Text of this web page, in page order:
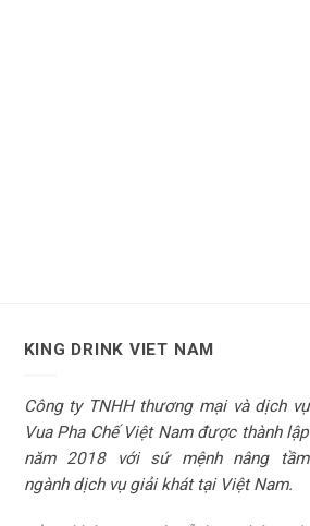
KING DRINK VIET NAM
Công ty TNHH thương mại và dịch vụ
Vua Pha Chế Việt Nam được thành lập
năm 2018 với sứ mệnh nâng tầm
ngành dịch vụ giải khát tại Việt Nam.